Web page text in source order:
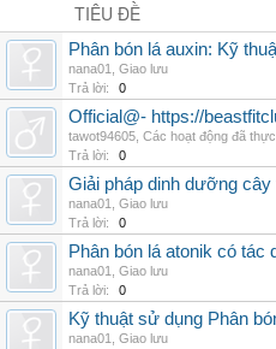
TIÊU ĐỀ
Phân bón lá auxin: Kỹ
nana01
Giao lưu
Trả lời:
0
Official@- https://
tawot94605 Các hoạt động đã
Trả lời:
0
Giải pháp dinh dưỡng
nana01
Giao lưu
Trả lời:
0
Phân bón lá atonik có tác
nana01
Giao lưu
Trả lời:
0
Kỹ thuật sử dụng Phân
nana01
Giao lưu